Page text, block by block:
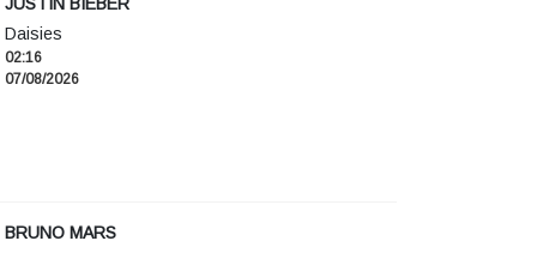
JUSTIN BIEBER
Daisies
02:16
07/08/2026
BRUNO MARS